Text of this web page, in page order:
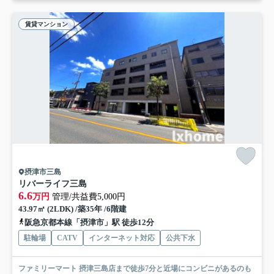
賃貸マンション
摂津市三島
リバーライフ三島
6.6万円 管理/共益費5,000円
43.97㎡ (2LDK) /築35年 /6階建
阪急京都本線「摂津市」駅 徒歩12分
駐輪場 CATV インターネット対応 公共下水
ファミリーマート 摂津三島店まで徒歩7分と近場にコンビニがあるのも